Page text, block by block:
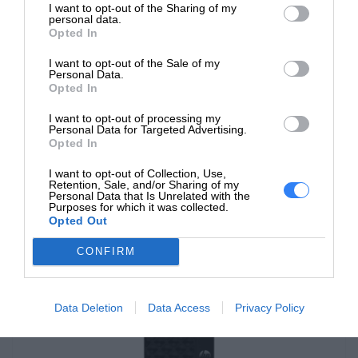
I want to opt-out of the Sharing of my
personal data.
Opted In
I want to opt-out of the Sale of my
Personal Data.
Opted In
I want to opt-out of processing my
Personal Data for Targeted Advertising.
Opted In
I want to opt-out of Collection, Use,
Retention, Sale, and/or Sharing of my
Personal Data that Is Unrelated with the
Purposes for which it was collected.
Opted Out
CONFIRM
Data Deletion Data Access Privacy Policy
biurowego. Ich konstrukcja jest często funkcjonalna,
umożliwiając łatwe ustawienie na biurku i
HP Pro oferują solidną wydajność, dzięki wydajnym
procesorom (często Intel Core lub AMD Ryzen) oraz
szybkim dyskom SSD, co przekłada się na płynną pracę
Te komputery są często wyposażone w funkcje
zapewniające bezpieczeństwo danych, takie jak
zabezpieczenia przed cyberatakami, czytniki linii
papilarnych, kamery z zasłonami lub oprogramowanie
do zarządzania bezpieczeństwem.
Monitory w komputerach HP Pro oferują wysoką
rozdzielczość i jakość obrazu. W zależności od modelu,